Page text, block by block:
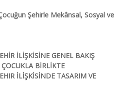
Şehirle Mekânsal, Sosyal ve
İLİŞKİSİNE GENEL BAKIŞ
BİRLİKTE
İLİŞKİSİNDE TASARIM VE